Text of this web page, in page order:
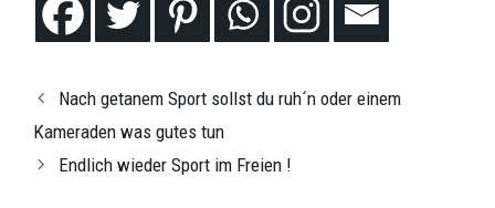
Nach getanem Sport sollst du ruh´n oder einem
Kameraden was gutes tun
Endlich wieder Sport im Freien !